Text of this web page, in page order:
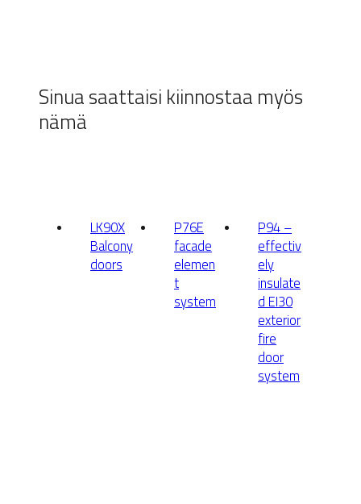
Sinua saattaisi kiinnostaa myös
nämä
LK90X
Balcony
doors
P76E
facade
elemen
t
system
P94 –
effectiv
ely
insulate
d EI30
exterior
fire
door
system